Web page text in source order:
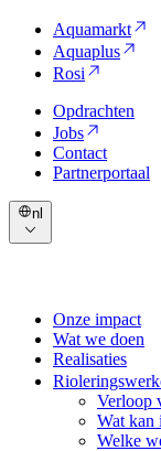
Aquamarkt
Aquaplus
Rosi
Opdrachten
Jobs
Contact
Partnerportaal
nl
Onze impact
Wat we doen
Realisaties
Verloop
Wat kan
Welke